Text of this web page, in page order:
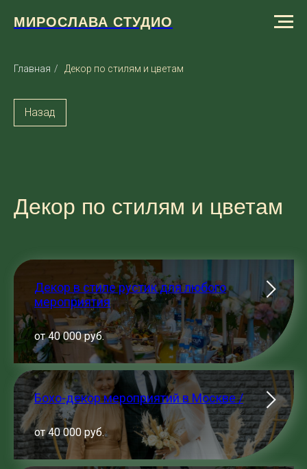
МИРОСЛАВА СТУДИО
Главная / Декор по стилям и цветам
Назад
Декор по стилям и цветам
Декор в стиле рустик для любого
мероприятия
от 40 000 руб.
Бохо-декор мероприятий в Москве /
от 40 000 руб.